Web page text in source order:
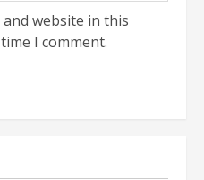
and website in this
I comment.